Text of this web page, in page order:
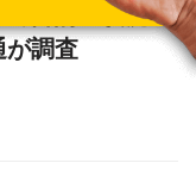
目的・状況フ
が調査